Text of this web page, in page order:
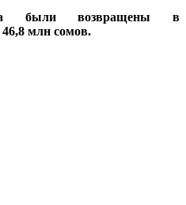
были возвращены в
млн сомов.